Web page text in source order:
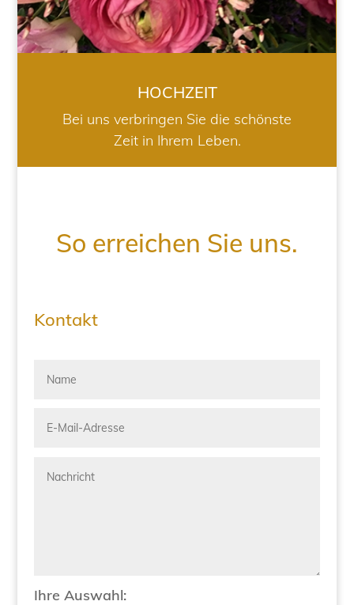
HOCHZEIT
Bei uns verbringen Sie die schönste
Zeit in Ihrem Leben.
So erreichen Sie uns.
Kontakt
Ihre Auswahl: